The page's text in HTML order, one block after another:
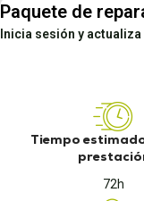
Paquete de
Inicia sesión y
Tiempo
72h